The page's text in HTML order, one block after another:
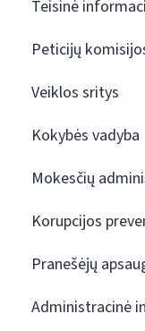
Teisinė
Peticijų
Veiklos sritys
Kokybės vadyba
Mokesčių
Korupcijos
Pranešėjų
Administracinė